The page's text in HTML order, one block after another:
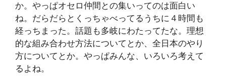
か。やっぱオセロ仲間との集いってのは面白い
ね。だらだらとくっちゃべってるうちに４時間も
経っちまった。話題も多岐にわたってたな。理想
的な組み合わせ方法についてとか、全日本のやり
方についてとか。やっぱみんな、いろいろ考えて
るよね。